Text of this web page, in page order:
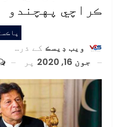
ڪراچي پهچندو
ويب ڊيسڪ کے ذریعہ
جون 16, 2020
پر